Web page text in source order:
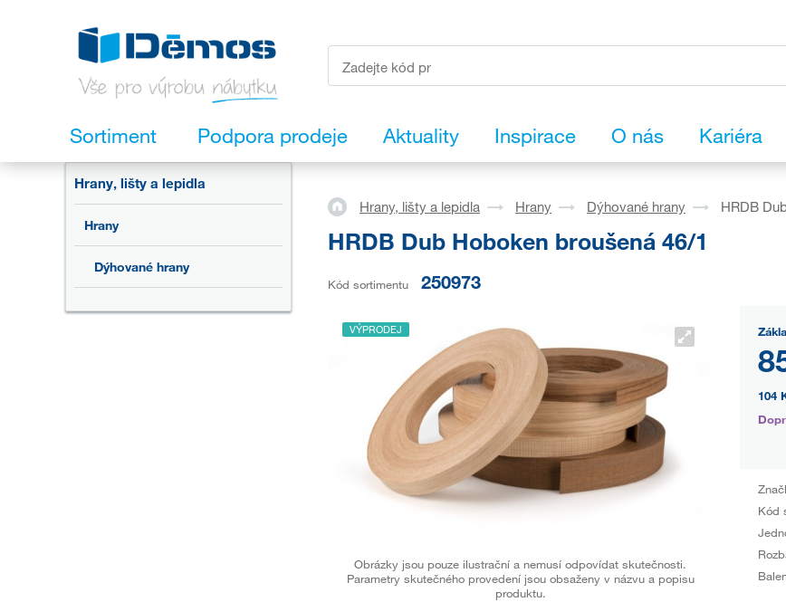
Sortiment Podpora prodeje Aktuality Inspirace O nás Kariéra
Hrany, lišty a lepidla
Hrany
Dýhované hrany
Hrany, lišty a lepidla Hrany Dýhované hrany HRDB
HRDB Dub Hoboken broušená 46/1
Kód sortimentu 250973
VÝPRODEJ
Obrázky jsou pouze ilustrační a nemusí odpovídat skutečnosti.
Parametry skutečného provedení jsou obsaženy v názvu a popisu
produktu.
104
Kód